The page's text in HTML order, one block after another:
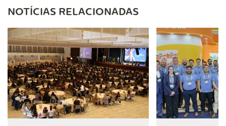
NOTÍCIAS RELACIONADAS